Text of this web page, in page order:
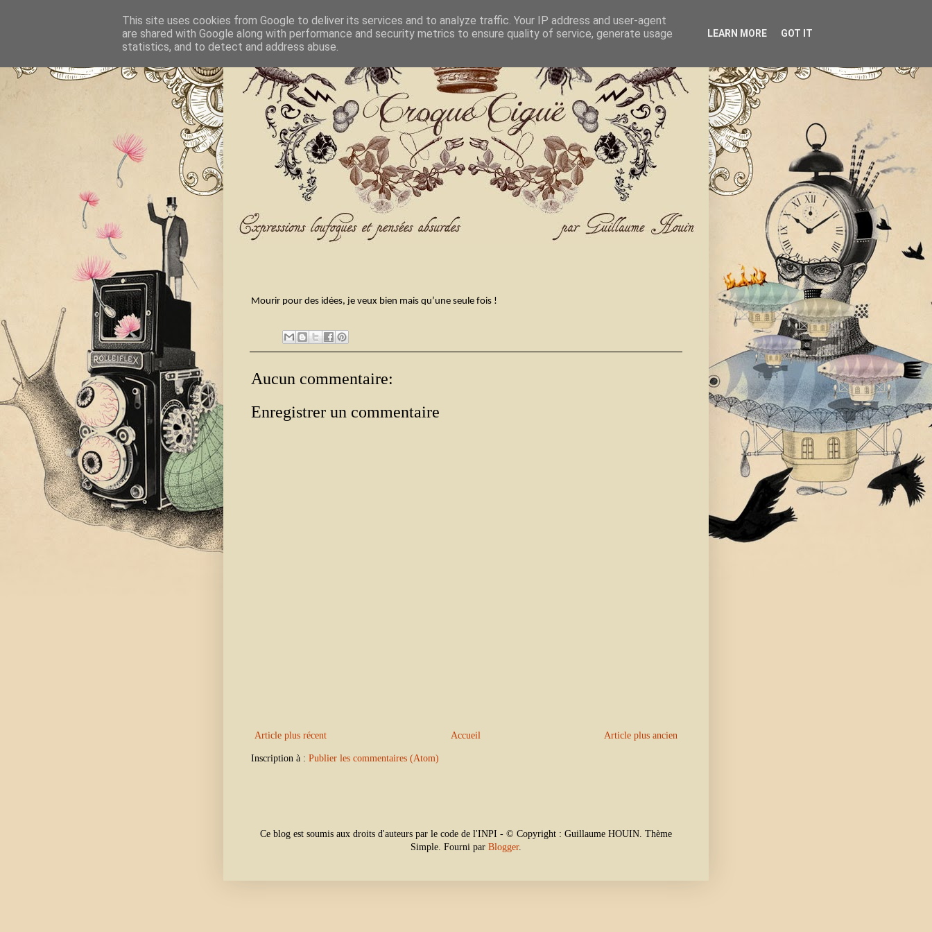
Mourir pour des idées, je veux bien mais qu’une seule fois !
Aucun commentaire:
Enregistrer un commentaire
Article plus récent Article plus ancien
Accueil
Inscription à : Publier les commentaires (Atom)
Ce blog est soumis aux droits d'auteurs par le code de l'INPI - © Copyright : Guillaume HOUIN. Thème
Simple. Fourni par Blogger.
This site uses cookies from Google to deliver its services and to analyze traffic. Your IP address and user-agent
are shared with Google along with performance and security metrics to ensure quality of service, generate usage
statistics, and to detect and address abuse.
LEARN MORE GOT IT